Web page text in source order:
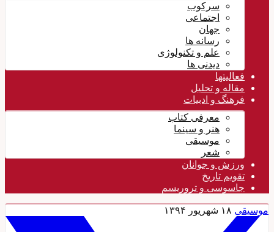
سرکوب
اجتماعی
جهان
رسانه ها
علم و تکنولوژی
دیدنی ها
فعالیتها
مقاله و تحلیل
فرهنگ و ادبیات
معرفی کتاب
هنر و سینما
موسیقی
شعر
ورزش و جوانان
تقویم تاريخ
جاسوسی و تروریسم
موسیقی ۱۸ شهریور ۱۳۹۴